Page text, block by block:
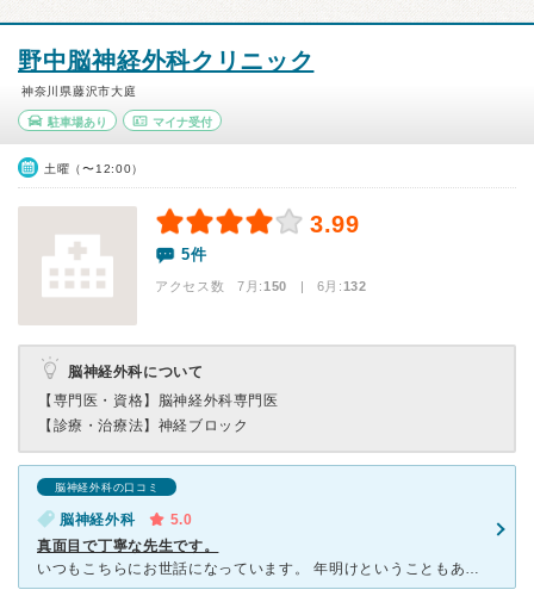
野中脳神経外科クリニック
神奈川県藤沢市大庭
駐車場あり マイナ受付
土曜（〜12:00）
3.99
5件
アクセス数 7月:150 | 6月:132
脳神経外科について
【専門医・資格】 脳神経外科専門医
【診療・治療法】 神経ブロック
脳神経外科の口コミ
脳神経外科
5.0
真面目で丁寧な先生です。
いつもこちらにお世話になっています。 年明けということもあってか非常に混んでいました。 でもここに来る患者さんは、若干待ち時間が長いのは診療がしっかりとしているからだと理解しているので、みんなのん